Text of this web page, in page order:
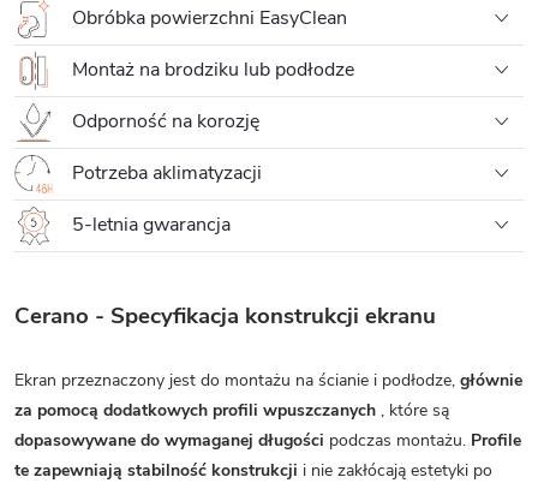
Obróbka powierzchni EasyClean
Montaż na brodziku lub podłodze
Odporność na korozję
Potrzeba aklimatyzacji
5-letnia gwarancja
Cerano - Specyfikacja konstrukcji ekranu
Ekran przeznaczony jest do montażu na ścianie i podłodze, głównie
za pomocą dodatkowych profili wpuszczanych , które są
dopasowywane do wymaganej długości podczas montażu. Profile
te zapewniają stabilność konstrukcji i nie zakłócają estetyki po